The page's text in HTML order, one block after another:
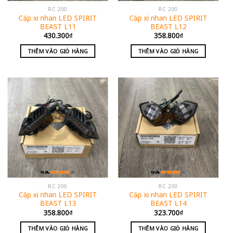
RC 200
Cặp xi nhan LED SPIRIT
BEAST L11
430.300₫
THÊM VÀO GIỎ HÀNG
RC 200
Cặp xi nhan LED SPIRIT
BEAST L12
358.800₫
THÊM VÀO GIỎ HÀNG
RC 200
Cặp xi nhan LED SPIRIT
BEAST L13
358.800₫
THÊM VÀO GIỎ HÀNG
RC 200
Cặp xi nhan LED SPIRIT
BEAST L14
323.700₫
THÊM VÀO GIỎ HÀNG